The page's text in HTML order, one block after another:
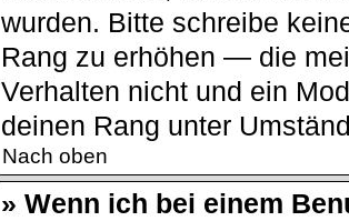
wurden. Bitte schreibe
Rang zu erhöhen — die
Verhalten nicht und ein
deinen Rang unter
Nach oben
» Wenn ich bei einem